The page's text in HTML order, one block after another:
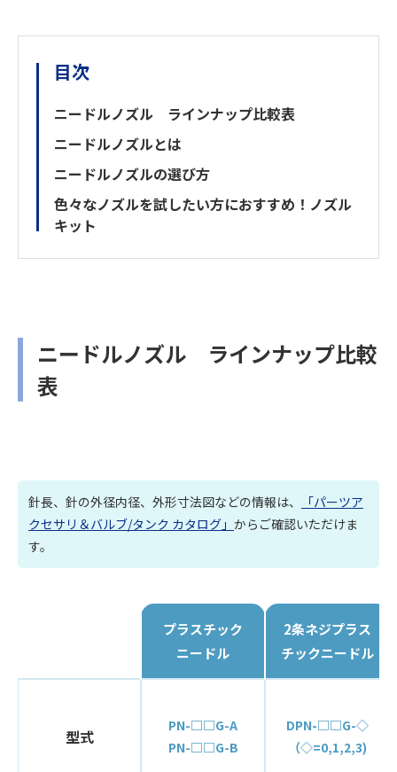
目次
ニードルノズル ラインナップ比較表
ニードルノズルとは
ニードルノズルの選び方
色々なノズルを試したい方におすすめ！ノズル
キット
ニードルノズル ラインナップ比較
表
針長、針の外径内径、外形寸法図などの情報は、
「パーツア
クセサリ＆バルブ/タンク カタログ」 からご確認いただけま
す。
プラスチック
ニードル
2条ネジプラス
チックニードル
型式
PN-□□G-A
PN-□□G-B
DPN-□□G-◇
（◇=0,1,2,3)